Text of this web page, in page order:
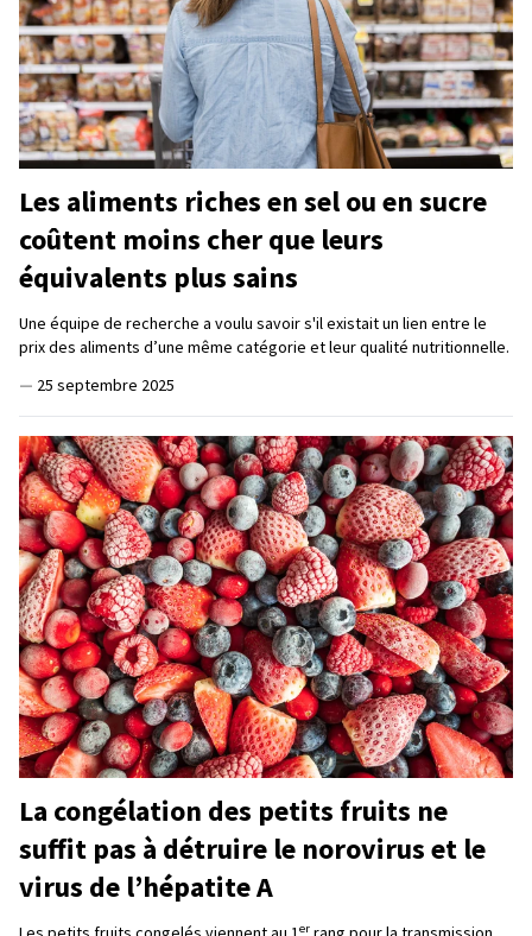
Les aliments riches en sel ou en sucre
coûtent moins cher que leurs
équivalents plus sains
Une équipe de recherche a voulu savoir s'il existait un lien entre le
prix des aliments d’une même catégorie et leur qualité nutritionnelle.
— 25 septembre 2025
La congélation des petits fruits ne
suffit pas à détruire le norovirus et le
virus de l’hépatite A
er